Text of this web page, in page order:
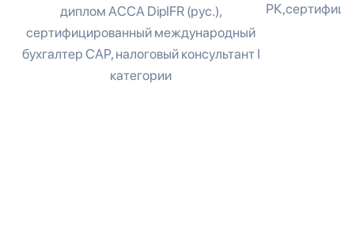
диплом ACCA DipIFR (рус.),
сертифицированный международный
бухгалтер CAP, налоговый консультант I
категории